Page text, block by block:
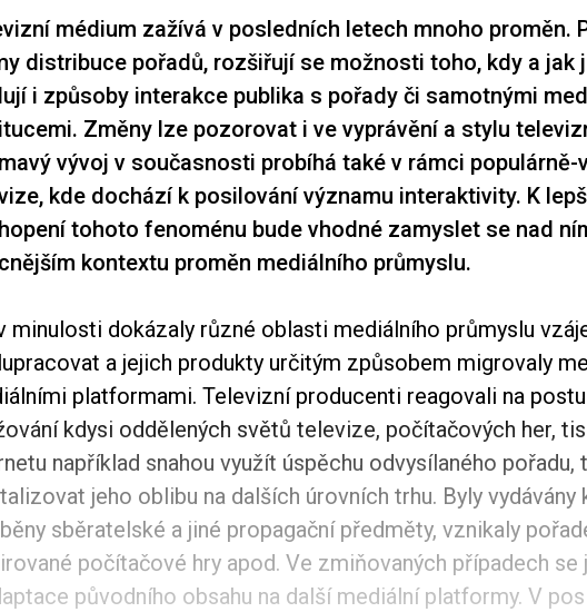
médium zažívá v posledních letech mnoho proměn.
distribuce pořadů, rozšiřují se možnosti toho, kdy a jak
i způsoby interakce publika s pořady či samotnými
Změny lze pozorovat i ve vyprávění a stylu
vývoj v současnosti probíhá také v rámci populárně-
kde dochází k posilování významu interaktivity. K
tohoto fenoménu bude vhodné zamyslet se nad
kontextu proměn mediálního průmyslu.
minulosti dokázaly různé oblasti mediálního průmyslu
a jejich produkty určitým způsobem migrovaly
platformami. Televizní producenti reagovali na
kdysi oddělených světů televize, počítačových her,
například snahou využít úspěchu odvysílaného pořadu,
jeho oblibu na dalších úrovních trhu. Byly vydávány
sběratelské a jiné propagační předměty, vznikaly
počítačové hry apod. Ve zmiňovaných případech se
původního obsahu na další mediální platformy. V